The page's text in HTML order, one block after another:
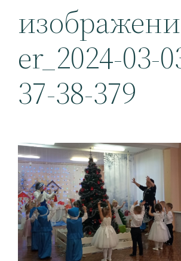
er_2024-03-
37-38-379